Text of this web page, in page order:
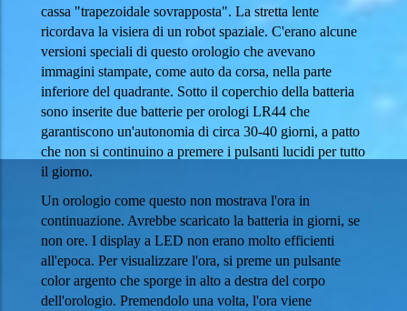
cassa "trapezoidale sovrapposta". La stretta lente
ricordava la visiera di un robot spaziale. C'erano alcune
versioni speciali di questo orologio che avevano
immagini stampate, come auto da corsa, nella parte
inferiore del quadrante. Sotto il coperchio della batteria
sono inserite due batterie per orologi LR44 che
garantiscono un'autonomia di circa 30-40 giorni, a patto
che non si continuino a premere i pulsanti lucidi per tutto
il giorno.
Un orologio come questo non mostrava l'ora in
continuazione. Avrebbe scaricato la batteria in giorni, se
non ore. I display a LED non erano molto efficienti
all'epoca. Per visualizzare l'ora, si preme un pulsante
color argento che sporge in alto a destra del corpo
dell'orologio. Premendolo una volta, l'ora viene